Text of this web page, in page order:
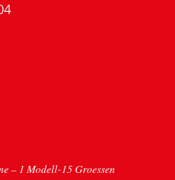
– 1 Modell-15 Groessen